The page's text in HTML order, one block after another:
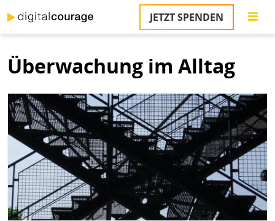
zum
Inhalt
JETZT SPENDEN
Überwachung im Alltag
Bild
&